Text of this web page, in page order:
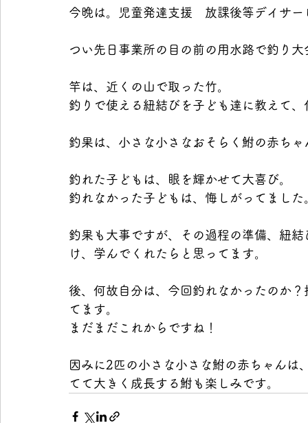
今晩は。児童発達支援　放課後等デイサ
つい先日事業所の目の前の用水路で釣り
竿は、近くの山で取った竹。
釣りで使える紐結びを子ども達に教えて
釣果は、小さな小さなおそらく鮒の赤ちゃ
釣れた子どもは、眼を輝かせて大喜び。
釣れなかった子どもは、悔しがってました
釣果も大事ですが、その過程の準備、紐
け、学んでくれたらと思ってます。
後、何故自分は、今回釣れなかったのか
てます。
まだまだこれからですね！
因みに2匹の小さな小さな鮒の赤ちゃんは
てて大きく成長する鮒も楽しみです。